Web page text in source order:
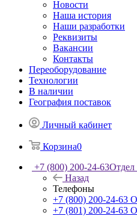
Новости
Наша история
Наши разработки
Реквизиты
Вакансии
Контакты
Переоборудование
Технологии
В наличии
География поставок
Личный кабинет
Корзина0
+7 (800) 200-24-63Отдел
Назад
Телефоны
+7 (800) 200-24-63
+7 (801) 200-24-63